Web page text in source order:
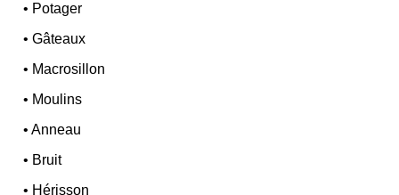
• Potager
•Gâteaux
• Macrosillon
• Moulins
•Anneau
• Bruit
• Hérisson